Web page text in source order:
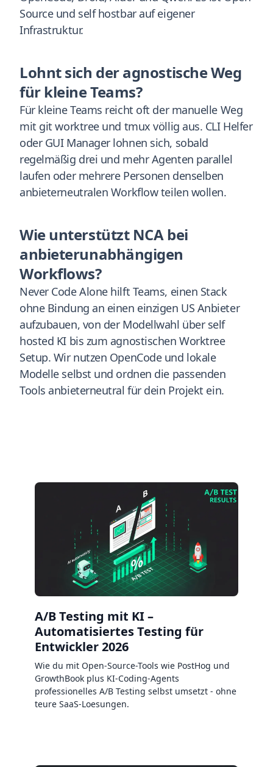
Source und self hostbar auf eigener
Infrastruktur.
Lohnt sich der agnostische Weg
für kleine Teams?
Für kleine Teams reicht oft der manuelle Weg
mit git worktree und tmux völlig aus. CLI Helfer
oder GUI Manager lohnen sich, sobald
regelmäßig drei und mehr Agenten parallel
laufen oder mehrere Personen denselben
anbieterneutralen Workflow teilen wollen.
Wie unterstützt NCA bei
anbieterunabhängigen
Workflows?
Never Code Alone hilft Teams, einen Stack
ohne Bindung an einen einzigen US Anbieter
aufzubauen, von der Modellwahl über self
hosted KI bis zum agnostischen Worktree
Setup. Wir nutzen OpenCode und lokale
Modelle selbst und ordnen die passenden
Tools anbieterneutral für dein Projekt ein.
A/B Testing mit KI –
Automatisiertes Testing für
Entwickler 2026
Wie du mit Open-Source-Tools wie PostHog und
GrowthBook plus KI-Coding-Agents
professionelles A/B Testing selbst umsetzt - ohne
teure SaaS-Loesungen.